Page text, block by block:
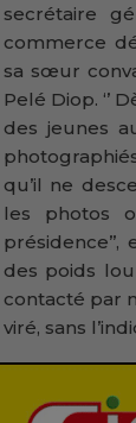
secrétaire
commerce
sa sœur
Pelé Diop. ‘’
des jeunes
qu’il ne
les photos
des poids
contacté par
viré, sans